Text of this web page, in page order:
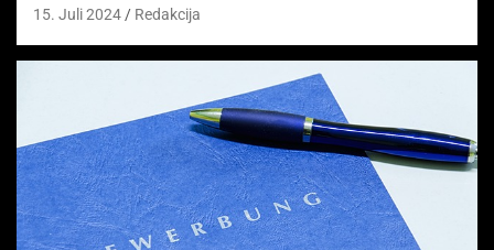
15. Juli 2024 Redakcija